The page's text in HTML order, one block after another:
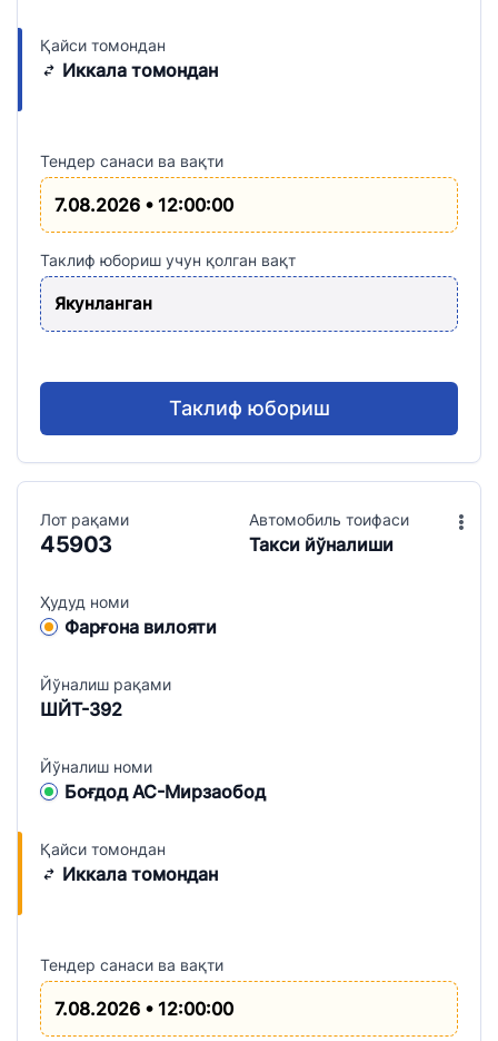
Қайси томондан
Иккала томондан
Тендер санаси ва вақти
7.08.2026 • 12:00:00
Таклиф юбориш учун қолган вақт
Якунланган
Таклиф юбориш
Лот рақами
45903
Ҳудуд номи
Фарғона вилояти
Йўналиш рақами
ШЙТ-392
Йўналиш номи
Боғдод АС-Мирзаобод
Aвтомобиль тоифаси
Такси йўналиши
Қайси томондан
Иккала томондан
Тендер санаси ва вақти
7.08.2026 • 12:00:00